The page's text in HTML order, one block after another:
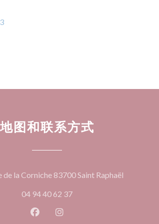
3
地图和联系方式
de la Corniche 83700 Saint Raphaël
04 94 40 62 37
Facebook ((在新窗口中打开))
Instagram ((在新窗口中打